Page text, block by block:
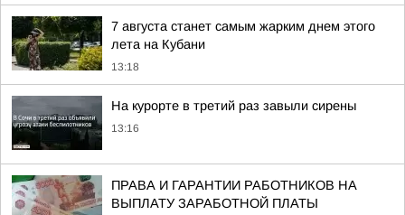
7 августа станет самым жарким днем этого
лета на Кубани
13:18
На курорте в третий раз завыли сирены
13:16
ПРАВА И ГАРАНТИИ РАБОТНИКОВ НА
ВЫПЛАТУ ЗАРАБОТНОЙ ПЛАТЫ